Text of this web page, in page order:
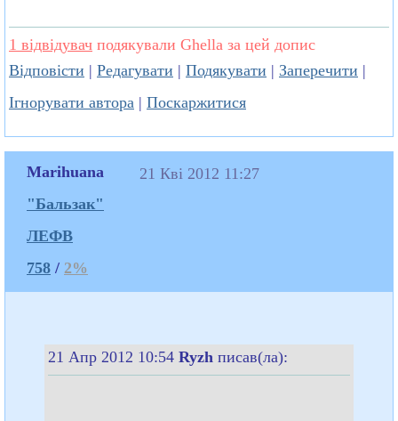
1 відвідувач подякували Ghella за цей допис
Відповісти | Редагувати | Подякувати | Заперечити |
Ігнорувати автора | Поскаржитися
Marihuana
"Бальзак"
ЛЕФВ
758 / 2%
21 Кві 2012 11:27
21 Апр 2012 10:54 Ryzh писав(ла):